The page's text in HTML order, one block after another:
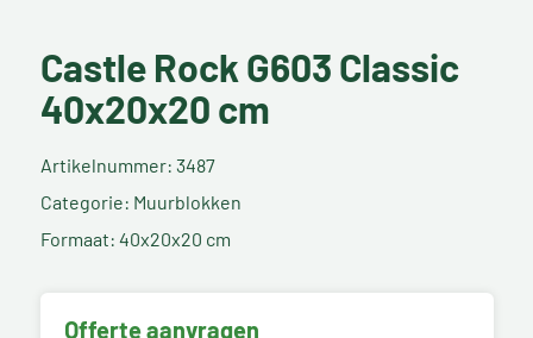
Castle Rock G603 Classic
40x20x20 cm
Artikelnummer: 3487
Categorie: Muurblokken
Formaat: 40x20x20 cm
Offerte aanvragen